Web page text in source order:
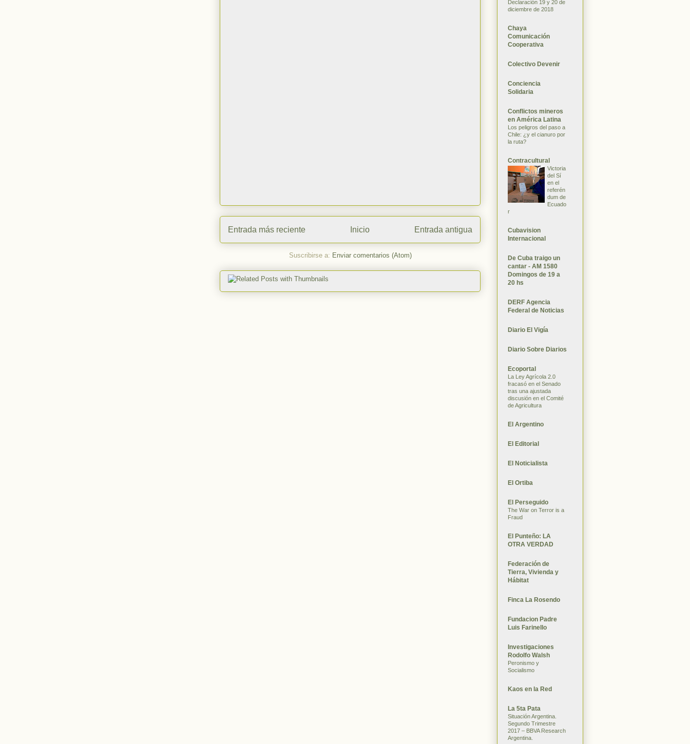
Entrada más reciente Entrada antigua
Inicio
Suscribirse a: Enviar comentarios (Atom)
Declaración 19 y 20 de
diciembre de 2018
Chaya
Comunicación
Cooperativa
Colectivo Devenir
Conciencia
Solidaria
Conflictos mineros
en América Latina
Los peligros del paso a
Chile: ¿y el cianuro por
la ruta?
Contracultural
Victoria
del Sí
en el
referén
dum de
Ecuado
r
Cubavision
Internacional
De Cuba traigo un
cantar - AM 1580
Domingos de 19 a
20 hs
DERF Agencia
Federal de Noticias
Diario El Vigía
Diario Sobre Diarios
Ecoportal
La Ley Agrícola 2.0
fracasó en el Senado
tras una ajustada
discusión en el Comité
de Agricultura
El Argentino
El Editorial
El Noticialista
El Ortiba
El Perseguido
The War on Terror is a
Fraud
El Punteño: LA
OTRA VERDAD
Federación de
Tierra, Vivienda y
Hábitat
Finca La Rosendo
Fundacion Padre
Luis Farinello
Investigaciones
Rodolfo Walsh
Peronismo y
Socialismo
Kaos en la Red
La 5ta Pata
Situación Argentina.
Segundo Trimestre
2017 – BBVA Research
Argentina.